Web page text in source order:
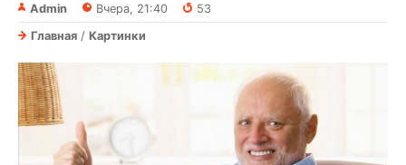
Admin Вчера, 21:40
53
Главная / Картинки